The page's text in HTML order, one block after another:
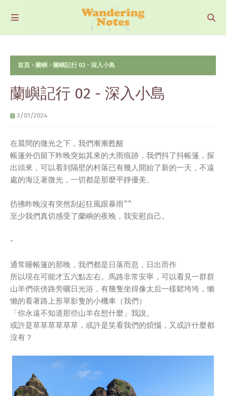
首頁 蘭嶼 蘭嶼記行 02 - 深入小島
蘭嶼記行 02 - 深入小島
3/01/2024
在晨間的微光之下，我們漸漸甦醒
帳篷外仍留下昨晚突如其來的大雨痕跡，我們抖了抖帳篷，探
出頭來，可以看到隔壁的村落已有幾人開始了新的一天，不遠
處的海泛著微光，一切都是那麼平靜優美。
彷彿昨晚沒有突然刮起狂風跟暴雨^^
至少我們真切感受了蘭嶼的夜晚，我安慰自己。
-
通常睡帳篷的那晚，我們都是日落而息，日出而作
所以現在可能才五六點左右。馬路非常安寧，可以看見一群群
山羊們依傍路旁曬日光浴，有幾隻坐得像太后一樣鬆垮垮，懶
懶的看著路上形單影隻的小機車（我們）
「你永遠不知道那些山羊在想什麼」我說。
或許是草草草草草草，或許是笑看我們的煩惱，又或許什麼都
沒有？